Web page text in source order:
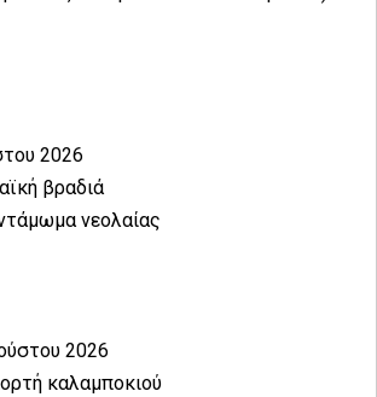
2026
βραδιά
νεολαίας
2026
καλαμποκιού